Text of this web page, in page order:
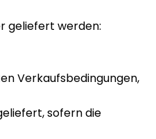
geliefert werden:
Verkaufsbedingungen,
sofern die